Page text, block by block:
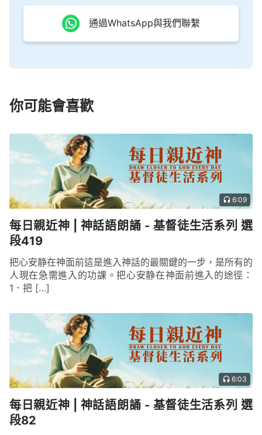
通過WhatsApp與我們聯繫
你可能會喜歡
6:09
每日親近神 | 神話語朗誦 - 基督徒生活系列 選
段419
把心安静在神面前這是進入神話的最關鍵的一步，是所有的
人現在急需進入的功課。把心安静在神面前進入的途徑：
1．把 […]
6:03
每日親近神 | 神話語朗誦 - 基督徒生活系列 選
段82